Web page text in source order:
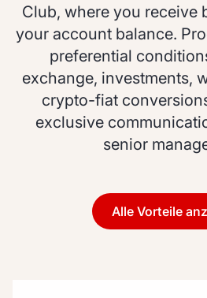
Club, where you receive
your account balance.
preferential
exchange, investments,
crypto-fiat
exclusive
senior
Alle Vorteile